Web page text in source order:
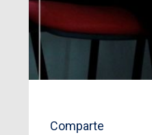
Comparte